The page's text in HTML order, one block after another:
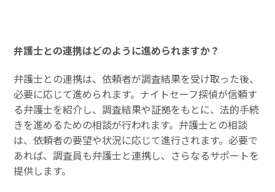
弁護士との連携はどのように進められますか？
弁護士との連携は、依頼者が調査結果を受け取った後、
必要に応じて進められます。ナイトセーフ探偵が信頼す
る弁護士を紹介し、調査結果や証拠をもとに、法的手続
きを進めるための相談が行われます。弁護士との相談
は、依頼者の要望や状況に応じて進行されます。必要で
あれば、調査員も弁護士と連携し、さらなるサポートを
提供します。